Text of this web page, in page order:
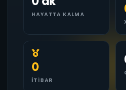
HAYATTA KALMA
0
İTIBAR